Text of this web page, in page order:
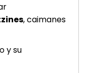
, caimanes
y su